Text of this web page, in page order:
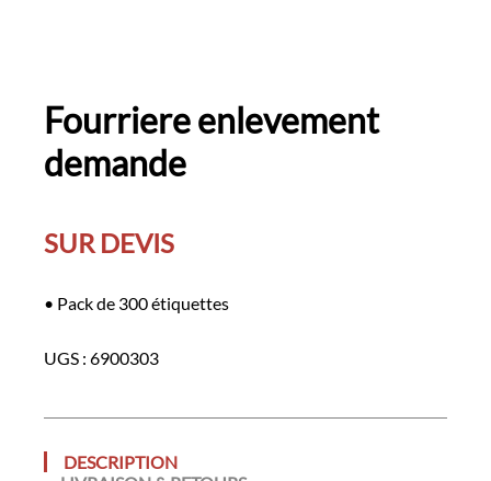
Fourriere enlevement
demande
SUR DEVIS
• Pack de 300 étiquettes
UGS : 6900303
DESCRIPTION